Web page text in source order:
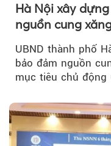
Hà Nội xây
nguồn cung
UBND thành phố
bảo đảm nguồn
mục tiêu chủ